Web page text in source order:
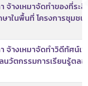
จ้างเหมาจัดทำของที่ร
าในพื้นที่ โครงการชุม
วิตสู่การพัฒนาศักยภาพ
โดยวิธีเฉพาะเจาะจง
จ้างเหมาจัดทำวิดีทัศน์
วัตกรรมการเรียนรู้ต
อข่ายในพื้นที่ จำนวน 1 ง